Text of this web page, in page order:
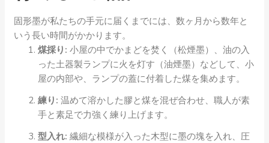
固形墨が私たちの手元に届くまでには、数ヶ月から数年と
いう長い時間がかかります。
煤採り: 小屋の中でかまどを焚く（松煙墨）、油の入
った土器製ランプに火を灯す（油煙墨）などして、小
屋の内部や、ランプの蓋に付着した煤を集めます。
練り: 温めて溶かした膠と煤を混ぜ合わせ、職人が素
手と素足で力強く練り上げます。
型入れ: 繊細な模様が入った木型に墨の塊を入れ、圧